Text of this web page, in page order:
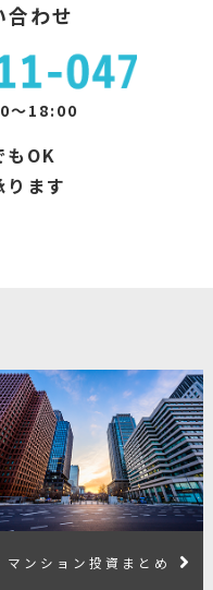
合わせ
～18:00
もOK
ります
マンション投資まとめ